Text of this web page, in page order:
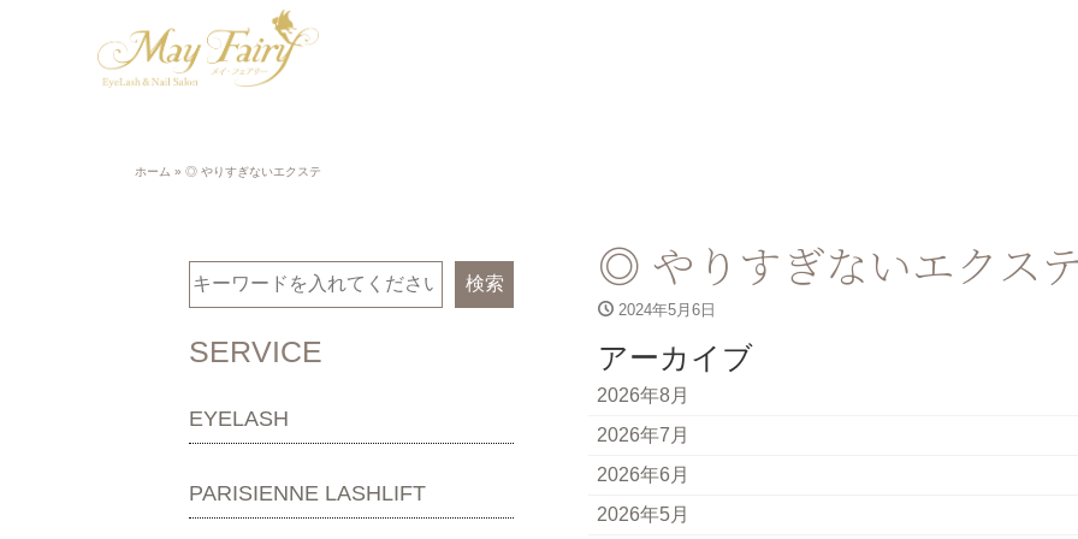
ホーム » ◎ やりすぎないエクステ
検索
SERVICE
EYELASH
PARISIENNE LASHLIFT
◎ やりすぎないエクス
2024年5月6日
アーカイブ
2026年8月
2026年7月
2026年6月
2026年5月